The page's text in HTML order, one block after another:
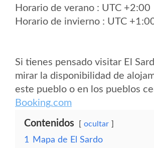
Horario de verano : UTC +2:00
Horario de invierno : UTC
Si tienes pensado visitar El
mirar la disponibilidad de
este pueblo o en los pueblos
Booking.com
Contenidos ocultar
1
Mapa de El Sardo